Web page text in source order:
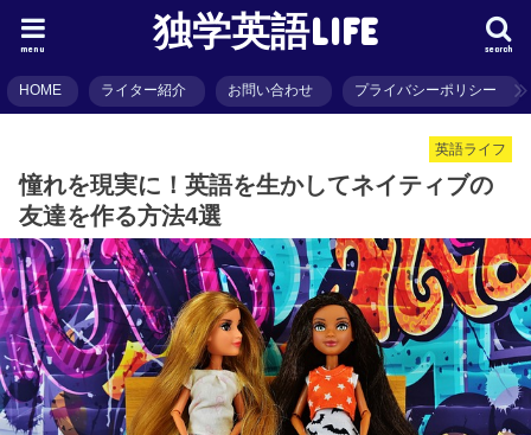
独学英語LIFE search
menu
HOME ライター紹介 お問い合わせ プライバシーポリシー
英語ライフ
憧れを現実に！英語を生かしてネイティブの
友達を作る方法4選